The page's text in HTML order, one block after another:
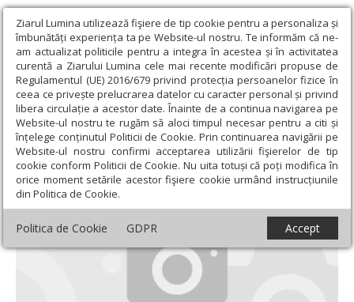
Ziarul Lumina utilizează fişiere de tip cookie pentru a personaliza și
îmbunătăți experiența ta pe Website-ul nostru. Te informăm că ne-
am actualizat politicile pentru a integra în acestea și în activitatea
curentă a Ziarului Lumina cele mai recente modificări propuse de
Regulamentul (UE) 2016/679 privind protecția persoanelor fizice în
ceea ce privește prelucrarea datelor cu caracter personal și privind
libera circulație a acestor date. Înainte de a continua navigarea pe
Website-ul nostru te rugăm să aloci timpul necesar pentru a citi și
înțelege conținutul Politicii de Cookie. Prin continuarea navigării pe
Website-ul nostru confirmi acceptarea utilizării fişierelor de tip
cookie conform Politicii de Cookie. Nu uita totuși că poți modifica în
orice moment setările acestor fişiere cookie urmând instrucțiunile
din Politica de Cookie.
Politica de Cookie GDPR Accept
Ziarul Lumina › Actualitate religioasă › Știri
Știri